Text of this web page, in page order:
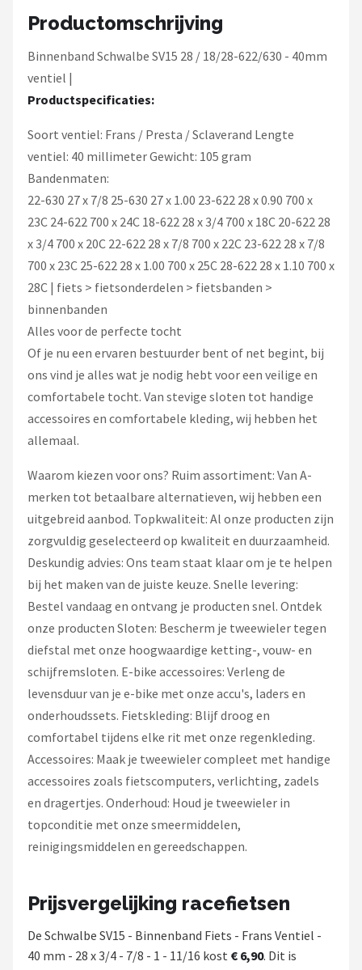
Productomschrijving
Binnenband Schwalbe SV15 28 / 18/28-622/630 - 40mm
ventiel |
Productspecificaties:
Soort ventiel: Frans / Presta / Sclaverand Lengte
ventiel: 40 millimeter Gewicht: 105 gram
Bandenmaten:
22-630 27 x 7/8 25-630 27 x 1.00 23-622 28 x 0.90 700 x
23C 24-622 700 x 24C 18-622 28 x 3/4 700 x 18C 20-622 28
x 3/4 700 x 20C 22-622 28 x 7/8 700 x 22C 23-622 28 x 7/8
700 x 23C 25-622 28 x 1.00 700 x 25C 28-622 28 x 1.10 700 x
28C | fiets > fietsonderdelen > fietsbanden >
binnenbanden
Alles voor de perfecte tocht
Of je nu een ervaren bestuurder bent of net begint, bij
ons vind je alles wat je nodig hebt voor een veilige en
comfortabele tocht. Van stevige sloten tot handige
accessoires en comfortabele kleding, wij hebben het
allemaal.
Waarom kiezen voor ons? Ruim assortiment: Van A-
merken tot betaalbare alternatieven, wij hebben een
uitgebreid aanbod. Topkwaliteit: Al onze producten zijn
zorgvuldig geselecteerd op kwaliteit en duurzaamheid.
Deskundig advies: Ons team staat klaar om je te helpen
bij het maken van de juiste keuze. Snelle levering:
Bestel vandaag en ontvang je producten snel. Ontdek
onze producten Sloten: Bescherm je tweewieler tegen
diefstal met onze hoogwaardige ketting-, vouw- en
schijfremsloten. E-bike accessoires: Verleng de
levensduur van je e-bike met onze accu's, laders en
onderhoudssets. Fietskleding: Blijf droog en
comfortabel tijdens elke rit met onze regenkleding.
Accessoires: Maak je tweewieler compleet met handige
accessoires zoals fietscomputers, verlichting, zadels
en dragertjes. Onderhoud: Houd je tweewieler in
topconditie met onze smeermiddelen,
reinigingsmiddelen en gereedschappen.
Prijsvergelijking racefietsen
De Schwalbe SV15 - Binnenband Fiets - Frans Ventiel -
40 mm - 28 x 3/4 - 7/8 - 1 - 11/16 kost € 6,90. Dit is